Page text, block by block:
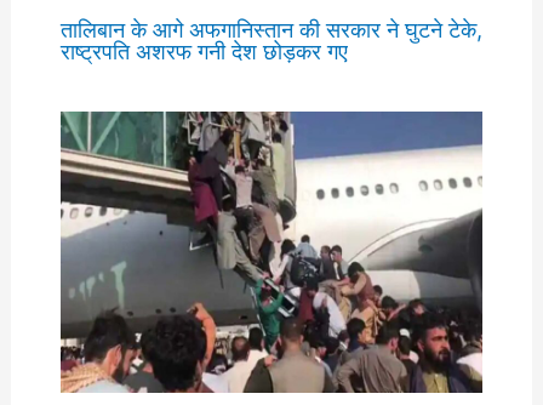
तालिबान के आगे अफगानिस्तान की सरकार ने घुटने टेके,
राष्ट्रपति अशरफ गनी देश छोड़कर गए